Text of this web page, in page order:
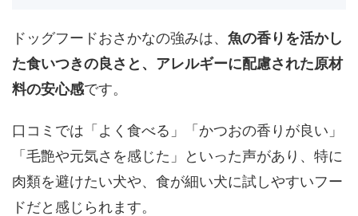
ドッグフードおさかなの強みは、 魚の香りを活かし
た食いつきの良さと、アレルギーに配慮された原材
料の安心感です。
口コミでは「よく食べる」「かつおの香りが良い」
「毛艶や元気さを感じた」といった声があり、特に
肉類を避けたい犬や、食が細い犬に試しやすいフー
ドだと感じられます。